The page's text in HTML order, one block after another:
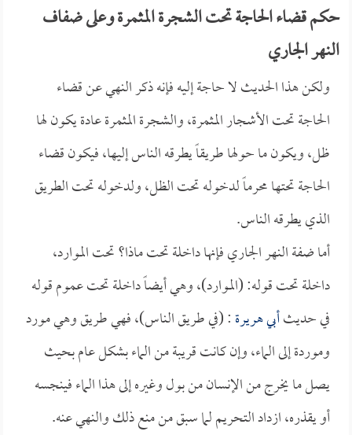
حكم قضاء الحاجة تحت الشجرة المثمرة وعلى ضفاف
النهر الجاري
ولكن هذا الحديث لا حاجة إليه فإنه ذكر النهي عن قضاء
الحاجة تحت الأشجار المثمرة، والشجرة المثمرة عادة يكون لها
ظل، ويكون ما حولها طريقاً يطرقه الناس إليها، فيكون قضاء
الحاجة تحتها محرماً لدخوله تحت الظل، ولدخوله تحت الطريق
الذي يطرقه الناس.
أما ضفة النهر الجاري فإنها داخلة تحت ماذا؟ تحت الموارد،
داخلة تحت قوله: (الموارد)، وهي أيضاً داخلة تحت عموم قوله
في حديثأبي هريرة: (في طريق الناس)، فهي طريق وهي مورد
وموردة إلى الماء، وإن كانت قريبة من الماء بشكل عام بحيث
يصل ما يخرج من الإنسان من بول وغيره إلى هذا الماء فينجسه
أو يقذره، ازداد التحريم لما سبق من منع ذلك والنهي عنه.